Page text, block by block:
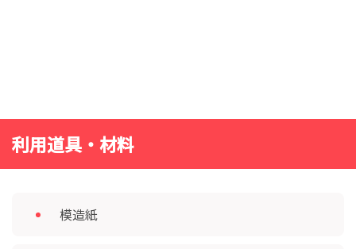
利用道具・材料
模造紙